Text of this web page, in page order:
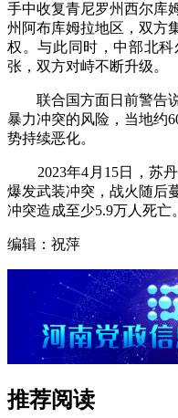
手中收复青尼罗州西尔库
州阿布库姆拉地区，双方
权。与此同时，中部北
张，双方对峙不断升级。
联合国方面日前警告说
暴力冲突的风险，当地约
势持续恶化。
2023年4月15日，苏丹
爆发武装冲突，战火随后
冲突造成至少5.9万人死亡。
编辑：祝萍
推荐阅读